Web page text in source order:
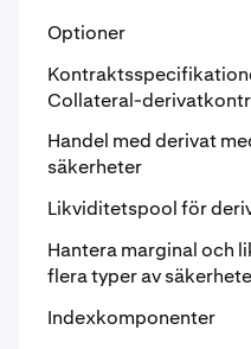
Optioner
Collateral-
Handel med derivat
säkerheter
Likviditetspool för
Hantera marginal och
flera typer av
Indexkomponenter